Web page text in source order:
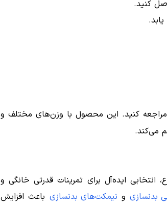
کنید.
مراجعه کنید. این محصول با وزن‌های مختلف و
می‌کند.
ایده‌آل برای تمرینات قدرتی خانگی و
بدنسازیو نیمکت‌های بدنسازی باعث افزایش